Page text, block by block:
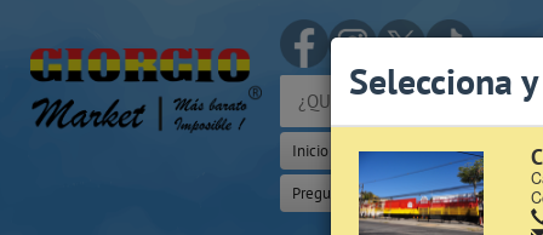
Inicio Iniciar Sesión | Zona Cliente
Preguntas Frecuentes Sugererir
Selecciona